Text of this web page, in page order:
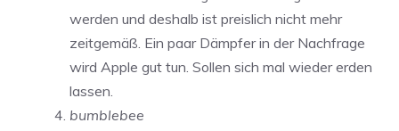
werden und deshalb ist preislich nicht mehr
zeitgemäß. Ein paar Dämpfer in der Nachfrage
wird Apple gut tun. Sollen sich mal wieder erden
lassen.
bumblebee